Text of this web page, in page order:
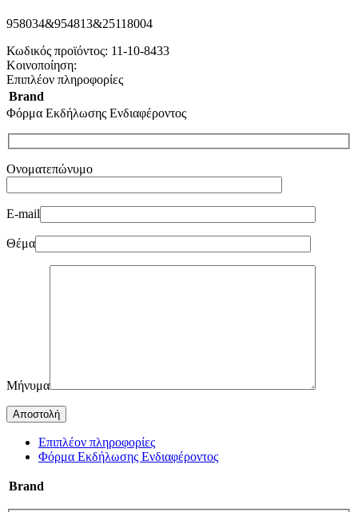
958034&954813&25118004
Κωδικός προϊόντος: 11-10-8433
Κοινοποίηση:
Επιπλέον πληροφορίες
Brand
Φόρμα Εκδήλωσης Ενδιαφέροντος
Ονοματεπώνυμο
E-mail
Θέμα
Μήνυμα
Επιπλέον πληροφορίες
Φόρμα Εκδήλωσης Ενδιαφέροντος
Brand